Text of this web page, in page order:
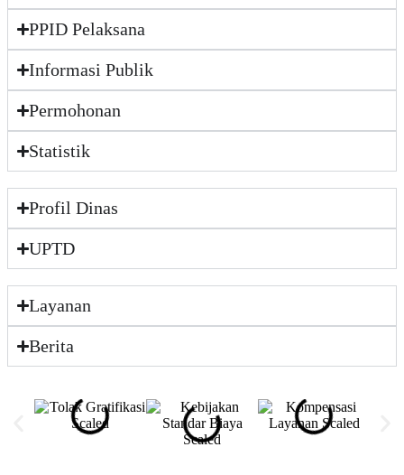
PPID Pelaksana
Informasi Publik
Permohonan
Statistik
Profil Dinas
UPTD
Layanan
Berita